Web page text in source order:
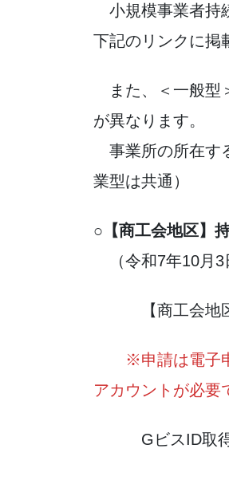
小規模事業者持
下記のリンクに掲
また、＜一般型
が異なります。
事業所の所在す
業型は共通）
○【商工会地区】
（令和7年10月3
【商工会地区
※申請は電子申
アカウントが必要
GビスID